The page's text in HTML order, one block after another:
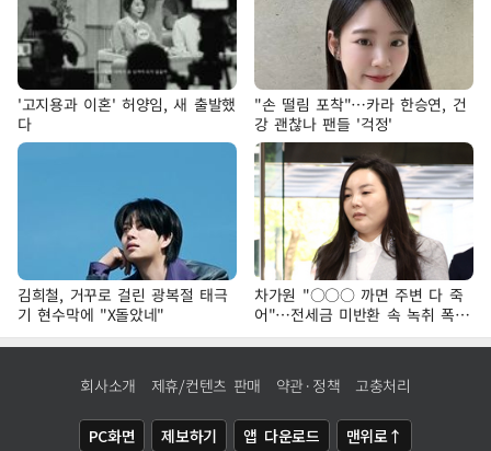
'고지용과 이혼' 허양임, 새 출발했
다
"손 떨림 포착"…카라 한승연, 건
강 괜찮나 팬들 '걱정'
김희철, 거꾸로 걸린 광복절 태극
기 현수막에 "X돌았네"
차가원 "○○○ 까면 주변 다 죽
어"…전세금 미반환 속 녹취 폭로
파장
회사소개 제휴/컨텐츠 판매 약관·정책 고충처리
PC화면 제보하기 앱 다운로드 맨위로↑